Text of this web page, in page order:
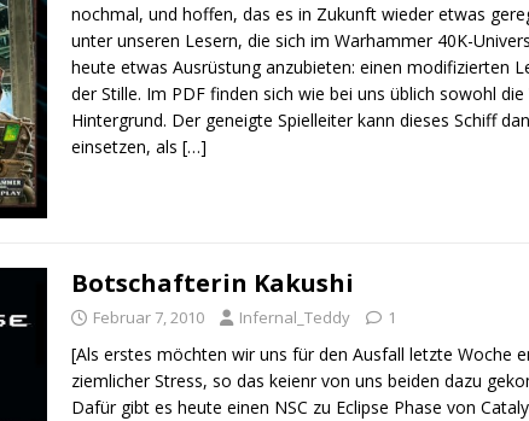
nochmal, und hoffen, das es in Zukunft wieder etwas
unter unseren Lesern, die sich im Warhammer 40K-
heute etwas Ausrüstung anzubieten: einen modifizierten
der Stille. Im PDF finden sich wie bei uns üblich sowohl
Hintergrund. Der geneigte Spielleiter kann dieses Schiff
einsetzen, als[…]
Botschafterin Kakushi
Februar 7, 2010 Infernal_Teddy 1
[Als erstes möchten wir uns für den Ausfall letzte Woche
ziemlicher Stress, so das keienr von uns beiden dazu
Dafür gibt es heute einen NSC zu Eclipse Phase von